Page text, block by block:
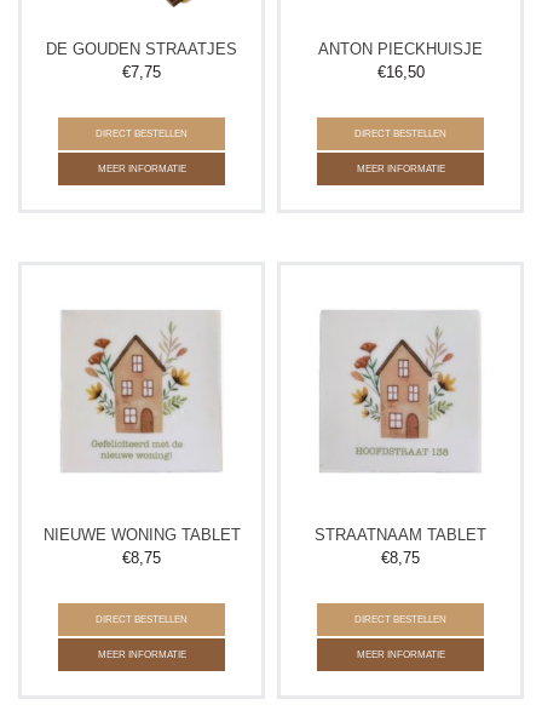
DE GOUDEN STRAATJES
€7,75
DIRECT BESTELLEN
MEER INFORMATIE
ANTON PIECKHUISJE
€16,50
DIRECT BESTELLEN
MEER INFORMATIE
NIEUWE WONING TABLET
€8,75
DIRECT BESTELLEN
MEER INFORMATIE
STRAATNAAM TABLET
€8,75
DIRECT BESTELLEN
MEER INFORMATIE